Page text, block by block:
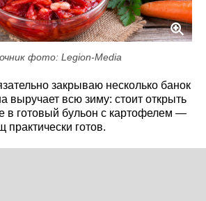
фото: Legion-Media
закрываю несколько банок
выручает всю зиму: стоит открыть
в готовый бульон с картофелем —
готов.